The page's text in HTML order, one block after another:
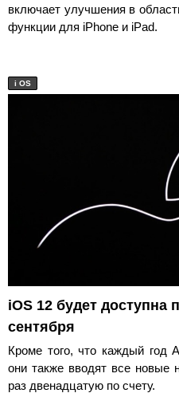
включает улучшения в
функции для iPhone и iPad.
i OS
iOS 12 будет доступна
сентября
Кроме того, что каждый год
они также вводят все новые
раз двенадцатую по счету.